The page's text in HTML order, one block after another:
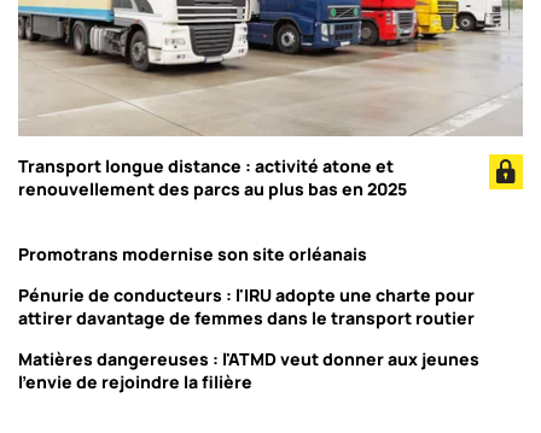
Transport longue distance : activité atone et
renouvellement des parcs au plus bas en 2025
Promotrans modernise son site orléanais
Pénurie de conducteurs : l'IRU adopte une charte pour
attirer davantage de femmes dans le transport routier
Matières dangereuses : l'ATMD veut donner aux jeunes
l'envie de rejoindre la filière